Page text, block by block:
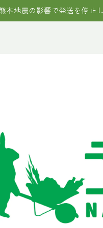
本地震の影響で発送を停止